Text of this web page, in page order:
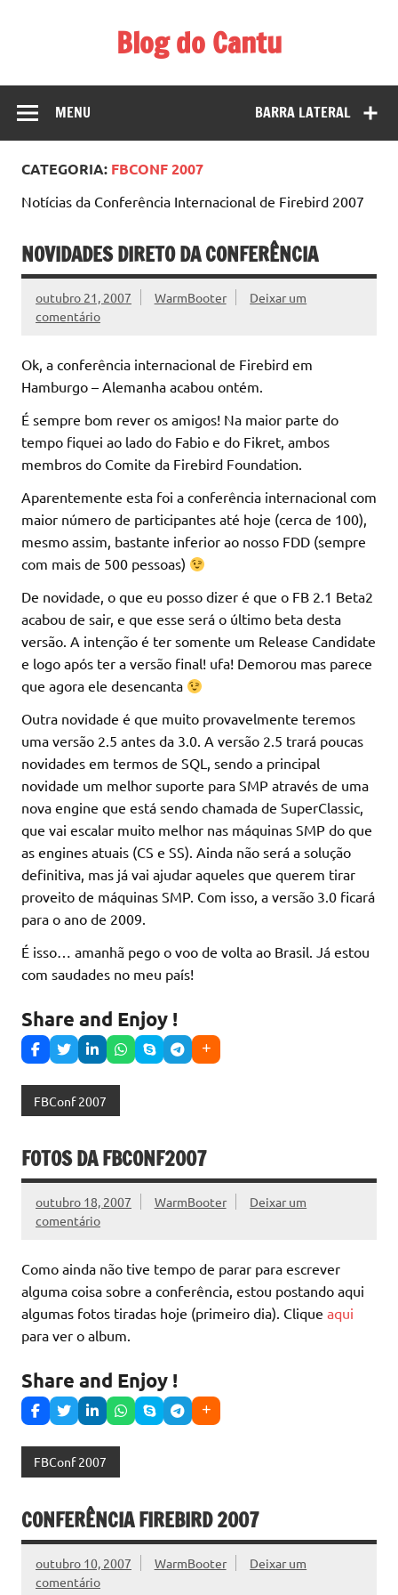
Blog do Cantu
a tecnologia, música, etc.
BARRA LATERAL
MENU
CATEGORIA: FBCONF 2007
Notícias da Conferência Internacional de Firebird 2007
NOVIDADES DIRETO DA CONFERÊNCIA
outubro 21, 2007 WarmBooter
Deixar um
comentário
Ok, a conferência internacional de Firebird em
Hamburgo – Alemanha acabou ontém.
É sempre bom rever os amigos! Na maior parte do
tempo fiquei ao lado do Fabio e do Fikret, ambos
membros do Comite da Firebird Foundation.
Aparentemente esta foi a conferência internacional com
maior número de participantes até hoje (cerca de 100),
mesmo assim, bastante inferior ao nosso FDD (sempre
com mais de 500 pessoas)
De novidade, o que eu posso dizer é que o FB 2.1 Beta2
acabou de sair, e que esse será o último beta desta
versão. A intenção é ter somente um Release Candidate
e logo após ter a versão final! ufa! Demorou mas parece
que agora ele desencanta
Outra novidade é que muito provavelmente teremos
uma versão 2.5 antes da 3.0. A versão 2.5 trará poucas
novidades em termos de SQL, sendo a principal
novidade um melhor suporte para SMP através de uma
nova engine que está sendo chamada de SuperClassic,
que vai escalar muito melhor nas máquinas SMP do que
as engines atuais (CS e SS). Ainda não será a solução
definitiva, mas já vai ajudar aqueles que querem tirar
proveito de máquinas SMP. Com isso, a versão 3.0 ficará
para o ano de 2009.
É isso… amanhã pego o voo de volta ao Brasil. Já estou
com saudades no meu país!
Share and Enjoy !
FBConf 2007
FOTOS DA FBCONF2007
outubro 18, 2007 WarmBooter
Deixar um
comentário
Como ainda não tive tempo de parar para escrever
alguma coisa sobre a conferência, estou postando aqui
algumas fotos tiradas hoje (primeiro dia). Clique aqui
para ver o album.
Share and Enjoy !
FBConf 2007
CONFERÊNCIA FIREBIRD 2007
outubro 10, 2007 WarmBooter
Deixar um
comentário